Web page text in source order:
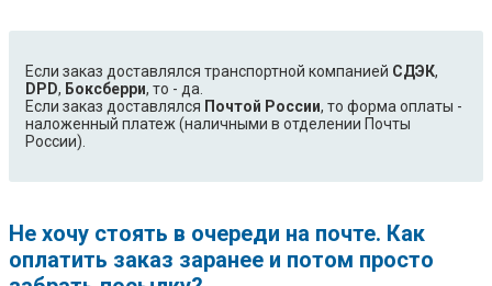
Если заказ доставлялся транспортной компанией СДЭК,
DPD, Боксберри, то - да.
Если заказ доставлялся Почтой России, то форма оплаты -
наложенный платеж (наличными в отделении Почты
России).
Не хочу стоять в очереди на почте. Как
оплатить заказ заранее и потом просто